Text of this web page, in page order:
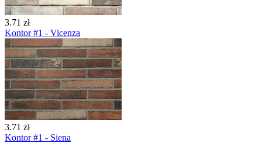
3.71 zł
Kontor #1 - Vicenza
3.71 zł
Kontor #1 - Siena